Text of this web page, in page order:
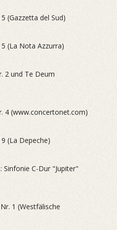
(Gazzetta del Sud)
(La Nota Azzurra)
2 und Te Deum
4 (www.concertonet.com)
(La Depeche)
C-Dur "Jupiter"
1 (Westfälische